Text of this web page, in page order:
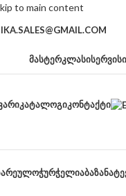
to main content
ᲛᲐᲡᲢᲔᲠᲙᲚᲐᲡᲘᲡᲔᲠᲕᲘᲡᲘ
ᲙᲐᲢᲐᲚᲝᲒᲘᲙᲝᲜᲢᲐᲥᲢᲘ
ᲭᲣᲠᲭᲔᲚᲘᲐᲑᲐᲖᲐᲜᲐ